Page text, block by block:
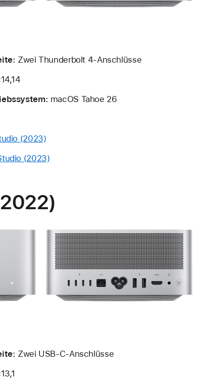
Zwei Thunderbolt 4-Anschlüsse
macOS Tahoe 26
(2023)
(2023)
Zwei USB-C-Anschlüsse